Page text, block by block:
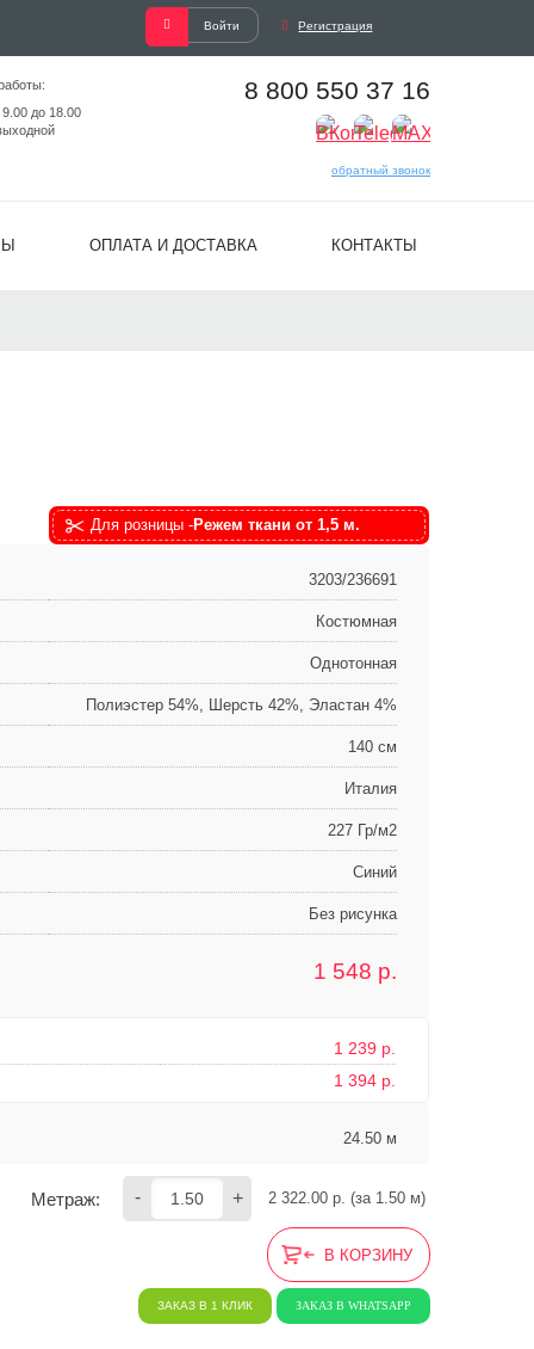
Войти Регистрация
до 18.00
8 800 550 37 16
обратный звонок
ОПЛАТА И ДОСТАВКА КОНТАКТЫ
Для розницы -Режем ткани от 1,5 м.
3203/236691
Костюмная
Однотонная
Полиэстер 54%, Шерсть 42%, Эластан 4%
140 см
Италия
227 Гр/м2
Синий
Без рисунка
1 548 р.
1 239 р.
1 394 р.
24.50 м
Метраж: - + 2 322.00 р. (за 1.50 м)
В КОРЗИНУ
ЗАКАЗ В 1 КЛИК ЗАКАЗ В WHATSAPP